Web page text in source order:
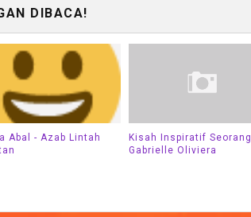
DIBACA!
Abal - Azab Lintah
Kisah Inspiratif Seorang
Gabrielle Oliviera